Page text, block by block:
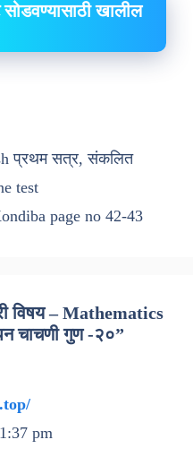
खालील
प्रथम सत्र, संकलित
test
page no 42-43
विषय – Mathematics
चाचणी गुण -२०”
pm